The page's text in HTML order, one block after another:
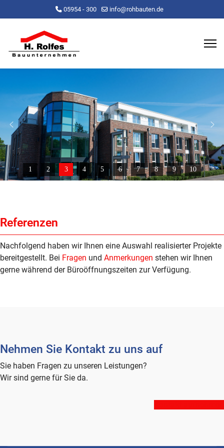
05954 - 300 info@rohbauten.de
1 2 3 4 5 6 7 8 9 10
Referenzen
Nachfolgend haben wir Ihnen eine Auswahl realisierter Projekte
bereitgestellt. Bei Fragen und Anmerkungen stehen wir Ihnen
gerne während der Büroöffnungszeiten zur Verfügung.
Nehmen Sie Kontakt zu uns auf
Sie haben Fragen zu unseren Leistungen?
Wir sind gerne für Sie da.